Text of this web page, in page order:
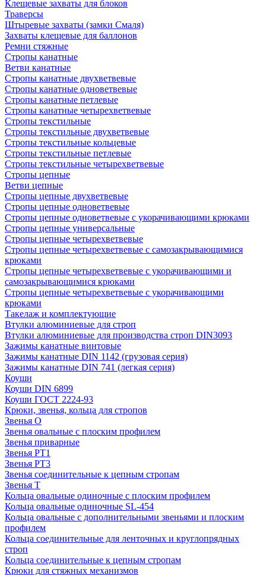
Клещевые захваты для блоков
Траверсы
Штыревые захваты (замки Смаля)
Захваты клещевые для баллонов
Ремни стяжные
Стропы канатные
Ветви канатные
Стропы канатные двухветвевые
Стропы канатные одноветвевые
Стропы канатные петлевые
Стропы канатные четырехветвевые
Стропы текстильные
Стропы текстильные двухветвевые
Стропы текстильные кольцевые
Стропы текстильные петлевые
Стропы текстильные четырехветвевые
Стропы цепные
Ветви цепные
Стропы цепные двухветвевые
Стропы цепные одноветвевые
Стропы цепные одноветвевые с укорачивающими крюками
Стропы цепные универсальные
Стропы цепные четырехветвевые
Стропы цепные четырехветвевые с самозакрывающимися
крюками
Стропы цепные четырехветвевые с укорачивающими и
самозакрывающимися крюками
Стропы цепные четырехветвевые с укорачивающими
крюками
Такелаж и комплектующие
Втулки алюминиевые для строп
Втулки алюминиевые для производства строп DIN3093
Зажимы канатные винтовые
Зажимы канатные DIN 1142 (грузовая серия)
Зажимы канатные DIN 741 (легкая серия)
Коуши
Коуши DIN 6899
Коуши ГОСТ 2224-93
Крюки, звенья, кольца для стропов
Звенья О
Звенья овальные с плоским профилем
Звенья приварные
Звенья РТ1
Звенья РТ3
Звенья соединительные к цепным стропам
Звенья Т
Кольца овальные одиночные c плоским профилем
Кольца овальные одиночные SL-454
Кольца овальные с дополнительными звеньями и плоским
профилем
Кольца соединительные для ленточных и круглопрядных
строп
Кольца соединительные к цепным стропам
Крюки для стяжных механизмов